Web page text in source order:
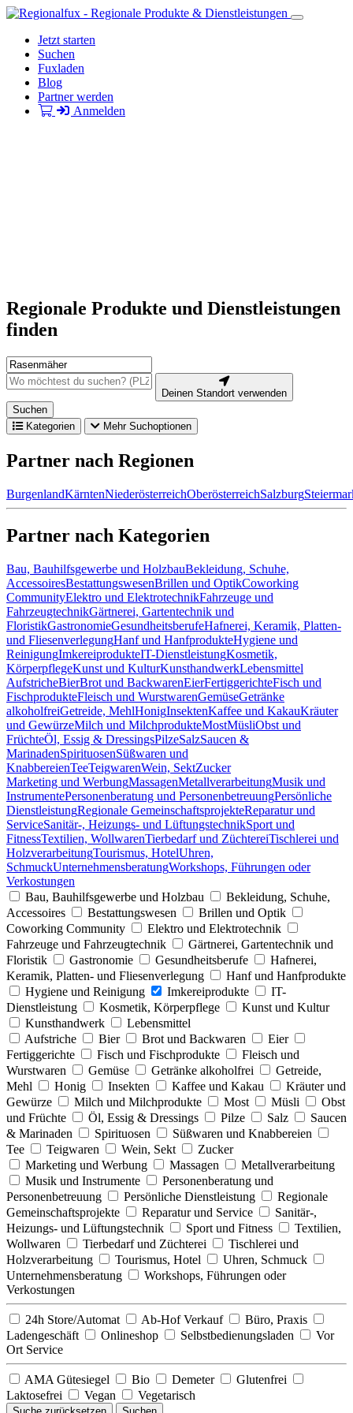
Jetzt starten
Suchen
Fuxladen
Blog
Partner werden
Anmelden
Regionale Produkte und Dienstleistungen
finden
Deinen Standort verwenden
Suchen
Kategorien
Mehr Suchoptionen
Partner nach Regionen
BurgenlandKärntenNiederösterreichOberösterreichSalzburg
Partner nach Kategorien
Bau, Bauhilfsgewerbe und HolzbauBekleidung, Schuhe,
AccessoiresBestattungswesenBrillen und OptikCoworking
CommunityElektro und ElektrotechnikFahrzeuge und
FahrzeugtechnikGärtnerei, Gartentechnik und
FloristikGastronomieGesundheitsberufeHafnerei, Keramik, Platten-
und FliesenverlegungHanf und HanfprodukteHygiene und
ReinigungImkereiprodukteIT-DienstleistungKosmetik,
KörperpflegeKunst und KulturKunsthandwerkLebensmittel
AufstricheBierBrot und BackwarenEierFertiggerichteFisch und
FischprodukteFleisch und WurstwarenGemüseGetränke
alkoholfreiGetreide, MehlHonigInsektenKaffee und KakauKräuter
und GewürzeMilch und MilchprodukteMostMüsliObst und
FrüchteÖl, Essig & DressingsPilzeSalzSaucen &
MarinadenSpirituosenSüßwaren und
KnabbereienTeeTeigwarenWein, SektZucker
Marketing und WerbungMassagenMetallverarbeitungMusik und
InstrumentePersonenberatung und PersonenbetreuungPersönliche
DienstleistungRegionale GemeinschaftsprojekteReparatur und
ServiceSanitär-, Heizungs- und LüftungstechnikSport und
FitnessTextilien, WollwarenTierbedarf und ZüchtereiTischlerei und
HolzverarbeitungTourismus, HotelUhren,
SchmuckUnternehmensberatungWorkshops, Führungen oder
Verkostungen
Bau, Bauhilfsgewerbe und Holzbau
Bekleidung, Schuhe,
Accessoires
Bestattungswesen
Brillen und Optik
Coworking Community
Elektro und Elektrotechnik
Fahrzeuge und Fahrzeugtechnik
Gärtnerei, Gartentechnik und
Floristik
Gastronomie Gesundheitsberufe
Hafnerei,
Keramik, Platten- und Fliesenverlegung
Hanf und Hanfprodukte
Hygiene und Reinigung
Imkereiprodukte
IT-
Dienstleistung
Kosmetik, Körperpflege
Kunst und Kultur
Kunsthandwerk
Lebensmittel
Aufstriche
Bier Brot und Backwaren
Eier
Fertiggerichte
Fisch und Fischprodukte
Fleisch und
Wurstwaren
Gemüse Getränke alkoholfrei
Getreide,
Mehl
Honig Insekten Kaffee und Kakau
Kräuter und
Gewürze
Milch und Milchprodukte Most Müsli
Obst
und Früchte
Öl, Essig & Dressings Pilze Salz
Saucen
& Marinaden
Spirituosen
Süßwaren und Knabbereien
Tee
Teigwaren Wein, Sekt
Zucker
Marketing und Werbung
Massagen
Metallverarbeitung
Musik und Instrumente
Personenberatung und
Personenbetreuung
Persönliche Dienstleistung
Regionale
Gemeinschaftsprojekte
Reparatur und Service
Sanitär-,
Heizungs- und Lüftungstechnik
Sport und Fitness
Textilien,
Wollwaren
Tierbedarf und Züchterei
Tischlerei und
Holzverarbeitung
Tourismus, Hotel
Uhren, Schmuck
Unternehmensberatung
Workshops, Führungen oder
Verkostungen
24h Store/Automat Ab-Hof Verkauf
Büro, Praxis
Ladengeschäft
Onlineshop Selbstbedienungsladen
Vor
Ort Service
AMA Gütesiegel Bio Demeter
Glutenfrei
Laktosefrei
Vegan Vegetarisch